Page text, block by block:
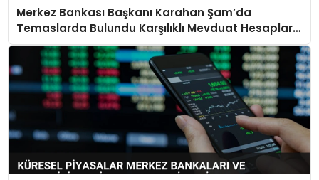
Merkez Bankası Başkanı Karahan Şam’da
Temaslarda Bulundu Karşılıklı Mevduat Hesapları
Açılacak